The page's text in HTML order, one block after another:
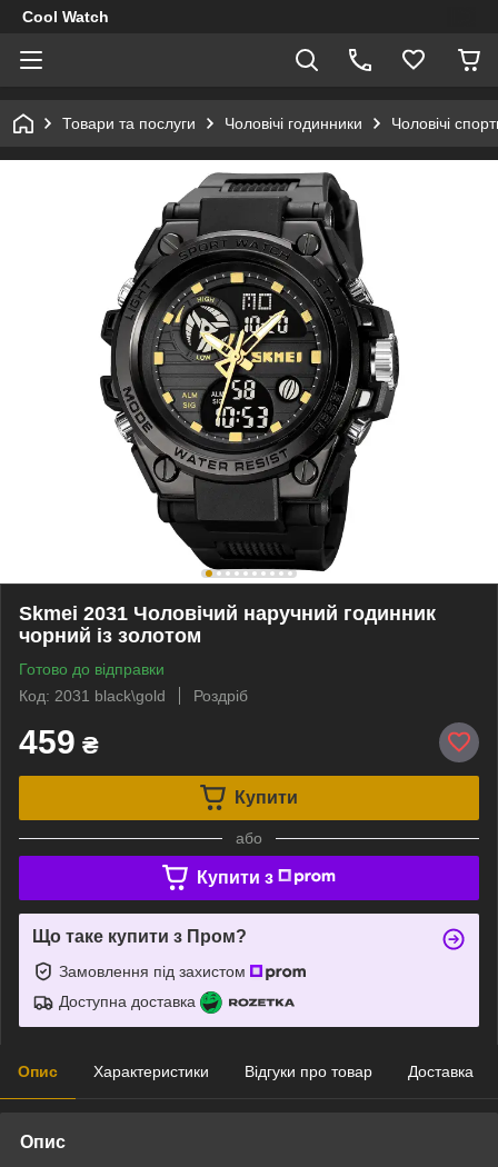
Cool Watch
Товари та послуги Чоловічі годинники Чоловічі
Skmei 2031 Чоловічий наручний годинник
чорний із золотом
Готово до відправки
Код: 2031 black\gold
Роздріб
459 ₴
Купити
або
Купити з
Що таке купити з Пром?
Замовлення під захистом
Доступна доставка
Опис Характеристики Відгуки про товар Доставка
Опис